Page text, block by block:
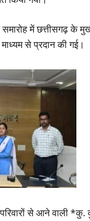
समारोह में छत्तीसगढ़
से प्रदान की गई।
से आने वाली *कु.